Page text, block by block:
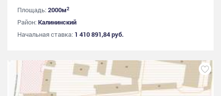
Площадь:2000м2
Район:Калининский
Начальная ставка: 1 410 891,84 руб.